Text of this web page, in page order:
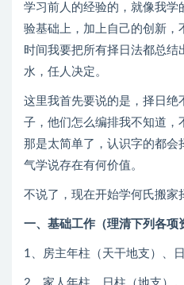
学习前人的经验的，就像我学
验基础上，加上自己的创新，
时间我要把所有择日法都总结
水，任人决定。
这里我首先要说的是，择日绝
子，他们怎么编排我不知道，
那是太简单了，认识字的都会
气学说存在有何价值。
不说了，现在开始学何氏搬家
一、基础工作（理清下列各项
1、房主年柱（天干地支）、